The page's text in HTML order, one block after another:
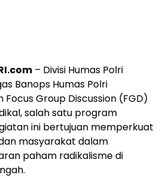
– Divisi Humas Polri
Banops Humas Polri
Group Discussion (FGD)
salah satu program
ini bertujuan memperkuat
masyarakat dalam
paham radikalisme di